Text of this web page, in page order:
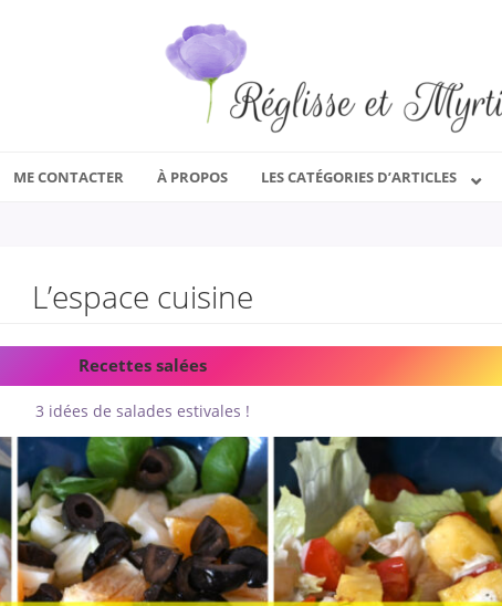
ME CONTACTER À PROPOS LES CATÉGORIES D’ARTICLES
L’espace cuisine
Recettes salées
3 idées de salades estivales !